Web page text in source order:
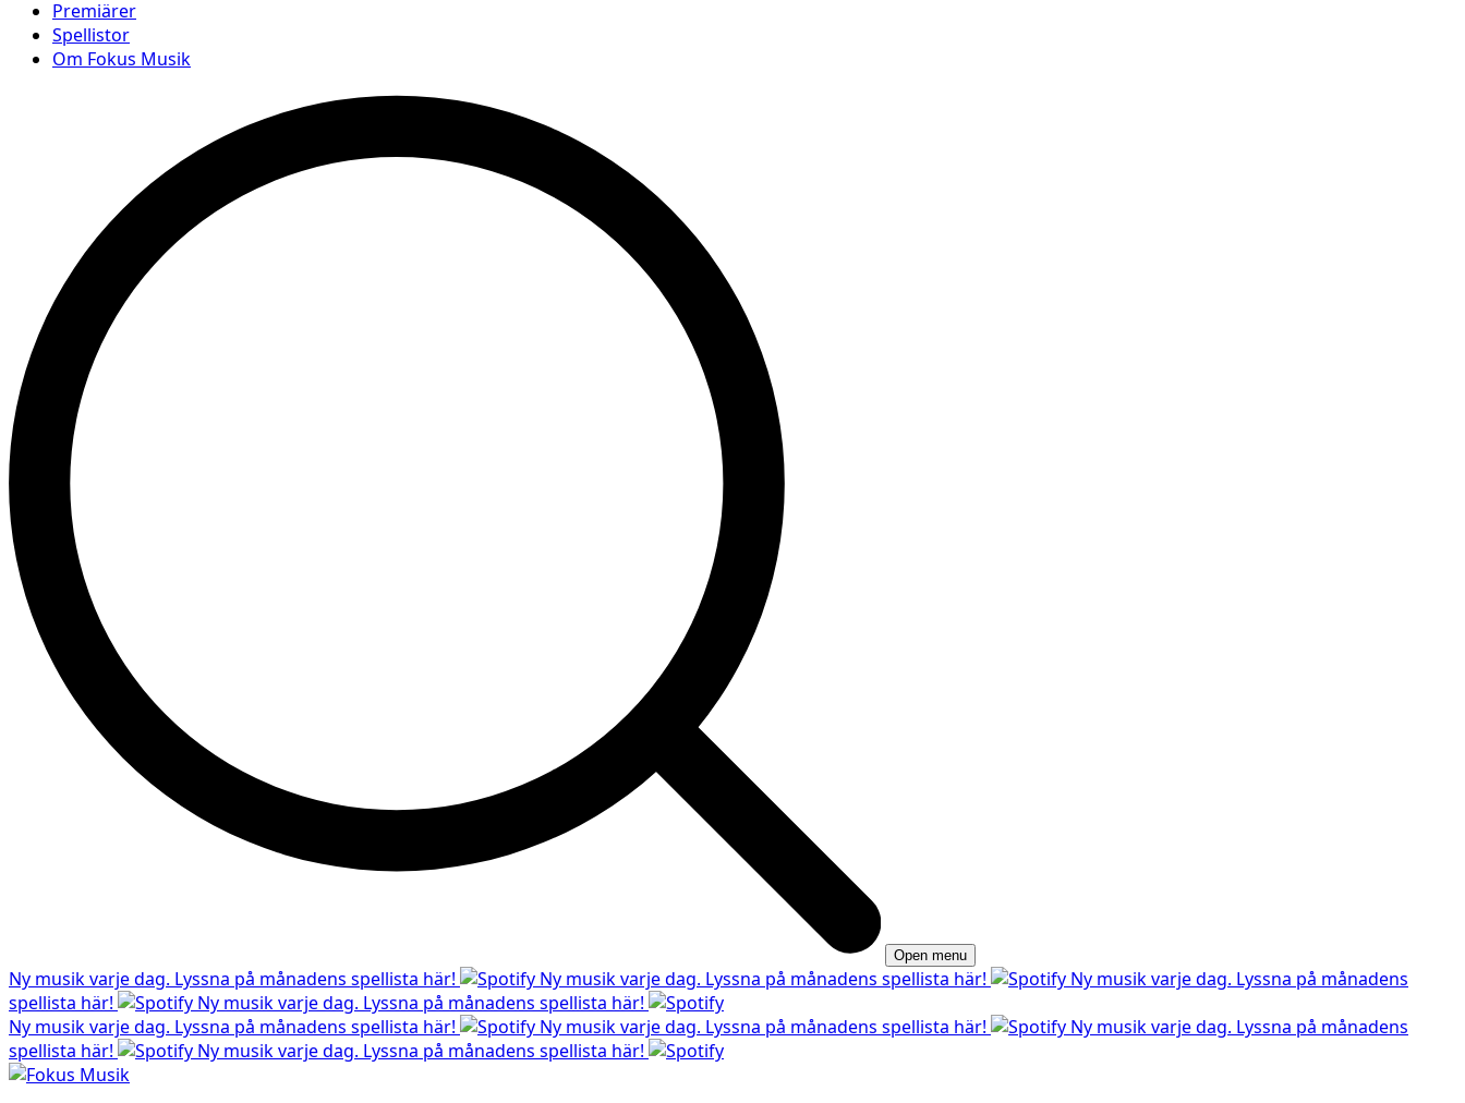
Premiärer
Spellistor
Om Fokus Musik
Open menu
Ny musik varje dag. Lyssna på månadens spellista här! Ny musik varje dag. Lyssna på månadens spellista här!
Ny musik varje dag. Lyssna på månadens
spellista här!
Ny musik varje dag. Lyssna på månadens spellista här!
Ny musik varje dag. Lyssna på månadens spellista här!
Ny musik varje dag. Lyssna på månadens spellista här!
Ny musik varje dag. Lyssna på månadens
spellista här!
Ny musik varje dag. Lyssna på månadens spellista här!